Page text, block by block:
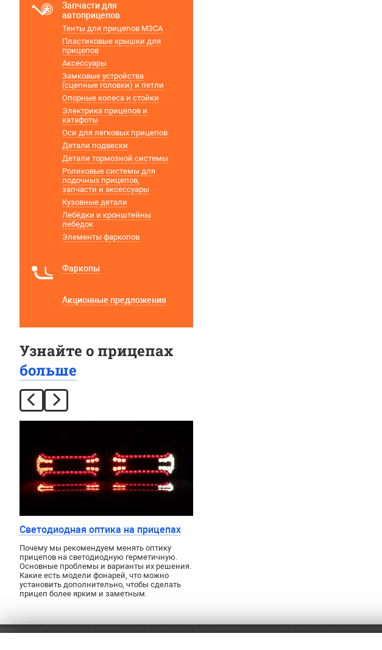
Запчасти для
автоприцепов
Тенты для прицепов МЗСА
Пластиковые крышки для
прицепов
Аксессуары
Замковые устройства
(сцепные головки) и петли
Опорные колеса и стойки
Электрика прицепов и
катафоты
Оси для легковых прицепов
Детали подвески
Детали тормозной системы
Роликовые системы для
лодочных прицепов,
запчасти и аксессуары
Кузовные детали
Лебёдки и кронштейны
лебедок
Элементы фаркопов
Фаркопы
Акционные предложения
Узнайте о прицепах
больше
Светодиодная оптика на прицепах
Почему мы рекомендуем менять оптику
прицепов на светодиодную герметичную.
Основные проблемы и варианты их решения.
Какие есть модели фонарей, что можно
установить дополнительно, чтобы сделать
прицеп более ярким и заметным.